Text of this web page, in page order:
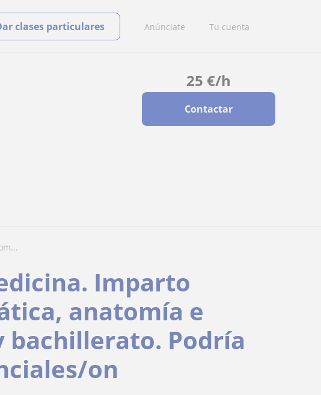
Anúnciate Tu cuenta
clases particulares
25 €/h
Contactar
Imparto
anatomía e
bachillerato. Podría
on